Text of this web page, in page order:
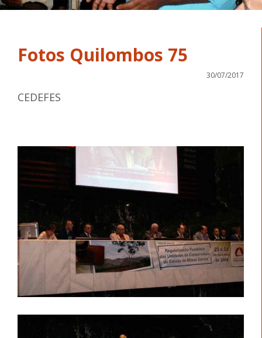
Fotos Quilombos 75
30/07/2017
CEDEFES